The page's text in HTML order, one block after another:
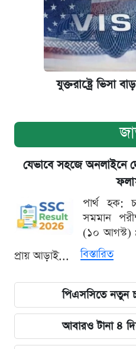
যুক্তরাষ্ট্রে ভিসা
যেভাবে সহজে অনলাইনে
পার্থ হক:
সমমান
(১০ আগস্ট)
প্রায় আড়াই...
বিস্তারিত
পিএসসিতে নতুন
আবারও টানা ৪